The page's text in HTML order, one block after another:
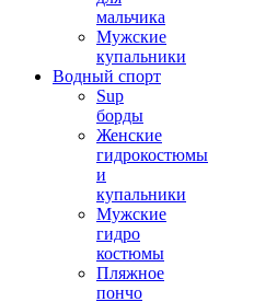
мальчика
Мужские
купальники
Водный спорт
Sup
борды
Женские
гидрокостюмы
и
купальники
Мужские
гидро
костюмы
Пляжное
пончо